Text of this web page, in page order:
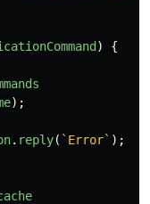
)
{
);
. reply( `Error` );